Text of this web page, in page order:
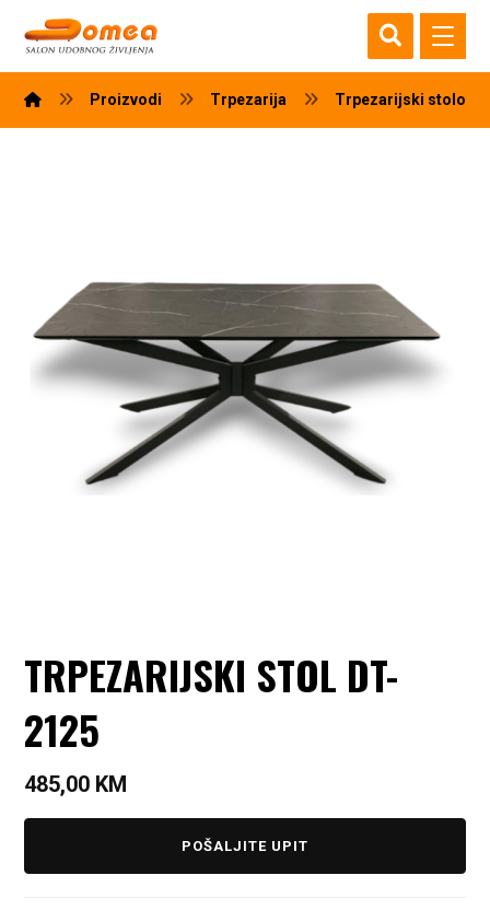
Proizvodi Trpezarija Trpezarijski stolovi
TRPEZARIJSKI STOL DT-
2125
485,00 KM
POŠALJITE UPIT